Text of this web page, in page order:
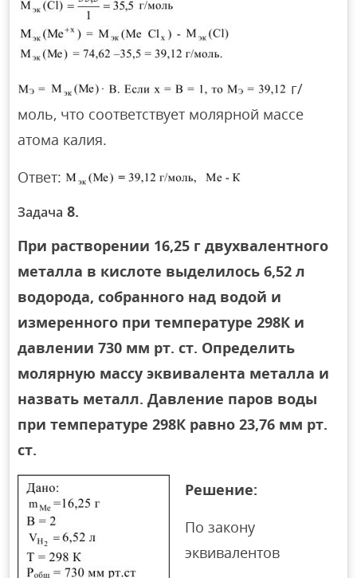
г/
моль, что соответствует молярной массе
атома калия.
Ответ:
Задача 8.
При растворении 16,25 г двухвалентного
металла в кислоте выделилось 6,52 л
водорода, собранного над водой и
измеренного при температуре 298К и
давлении 730 мм рт. ст. Определить
молярную массу эквивалента металла и
назвать металл. Давление паров воды
при температуре 298К равно 23,76 мм рт.
ст.
Решение:
По закону
эквивалентов